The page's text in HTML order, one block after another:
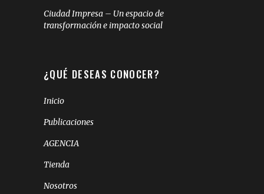
Ciudad Impresa – Un espacio de
transformación e impacto social
¿QUÉ DESEAS CONOCER?
Inicio
Publicaciones
AGENCIA
Tienda
Nosotros